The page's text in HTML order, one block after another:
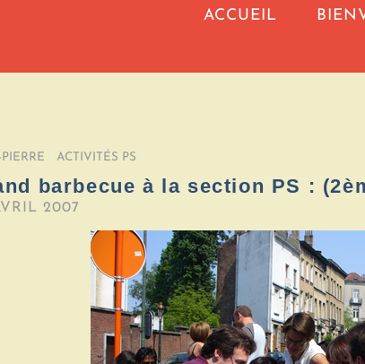
ACCUEIL
PIERRE / ACTIVITÉS PS /
barbecue à la section PS :
2007